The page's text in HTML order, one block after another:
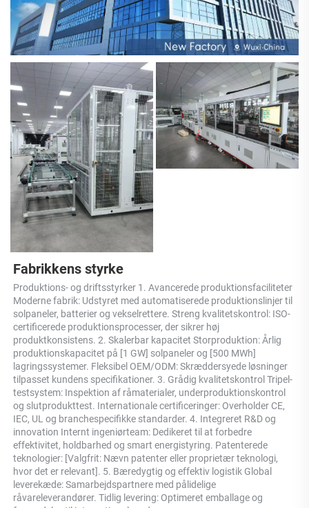
Fabrikkens styrke
Produktions- og driftsstyrker 1. Avancerede produktionsfaciliteter
Moderne fabrik: Udstyret med automatiserede produktionslinjer til
solpaneler, batterier og vekselrettere. Streng kvalitetskontrol: ISO-
certificerede produktionsprocesser, der sikrer høj
produktkonsistens. 2. Skalerbar kapacitet Storproduktion: Årlig
produktionskapacitet på [1 GW] solpaneler og [500 MWh]
lagringssystemer. Fleksibel OEM/ODM: Skræddersyede løsninger
tilpasset kundens specifikationer. 3. Grådig kvalitetskontrol Tripel-
testsystem: Inspektion af råmaterialer, underproduktionskontrol
og slutprodukttest. Internationale certificeringer: Overholder CE,
IEC, UL og branchespecifikke standarder. 4. Integreret R&D og
innovation Internt ingeniørteam: Dedikeret til at forbedre
effektivitet, holdbarhed og smart energistyring. Patenterede
teknologier: [Valgfrit: Nævn patenter eller proprietær teknologi,
hvor det er relevant]. 5. Bæredygtig og effektiv logistik Global
leverekæde: Samarbejdspartnere med pålidelige
råvareleverandører. Tidlig levering: Optimeret emballage og